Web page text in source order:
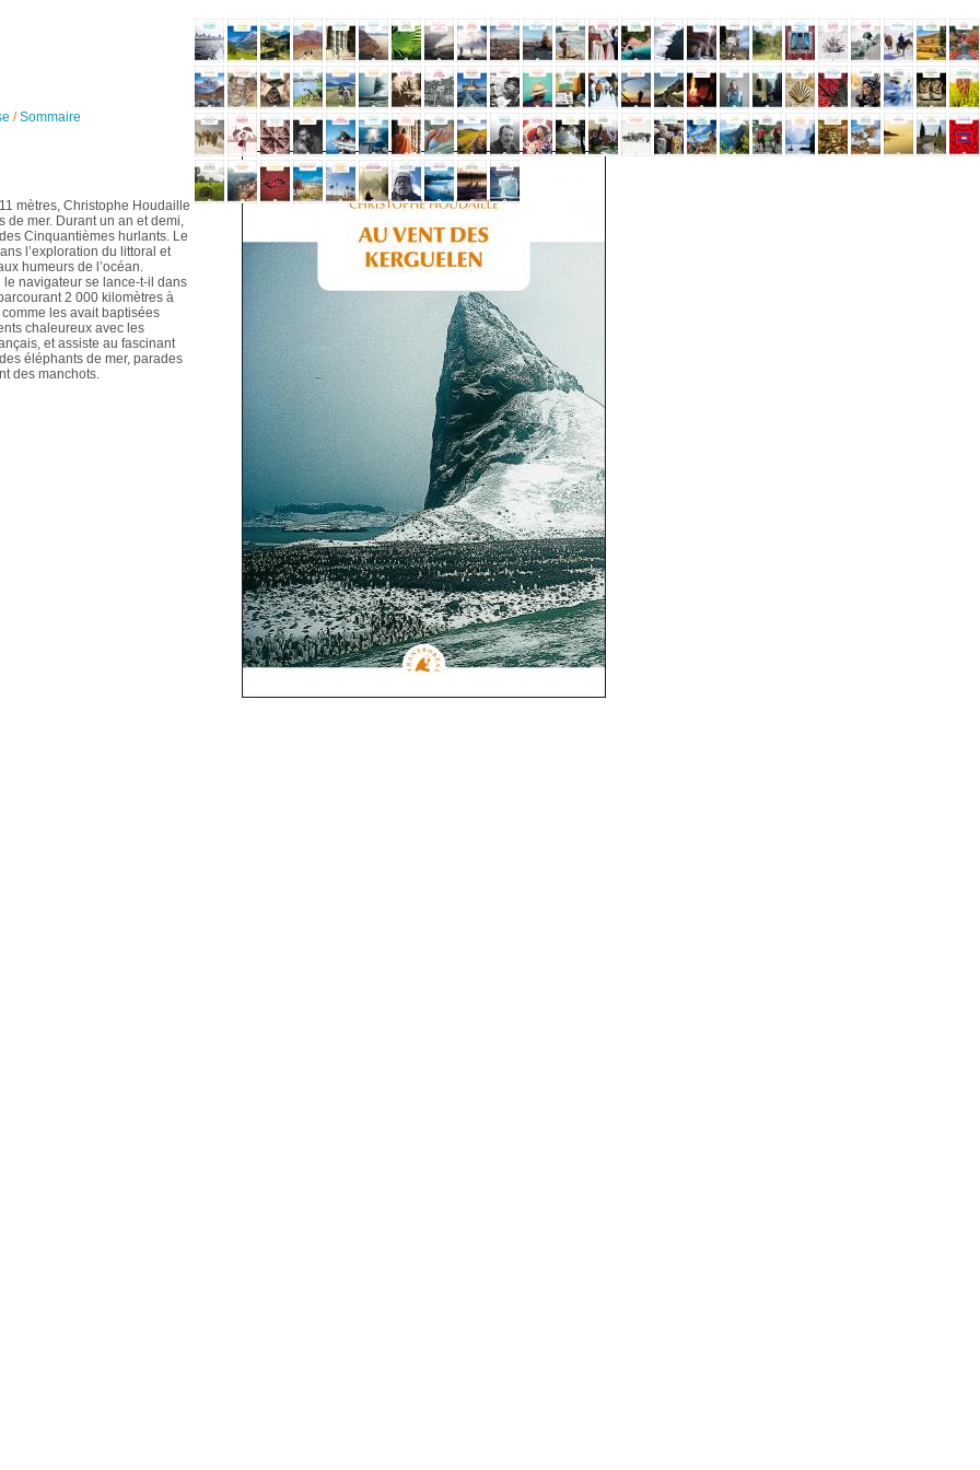
/Sommaire
mètres, Christophe Houdaille
de mer. Durant un an et demi,
Cinquantièmes hurlants. Le
l’exploration du littoral et
humeurs de l’océan.
navigateur se lance-t-il dans
2 000 kilomètres à
les avait baptisées
chaleureux avec les
et assiste au fascinant
éléphants de mer, parades
des manchots.